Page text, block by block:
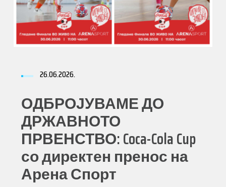
26.06.2026.
ОДБРОЈУВАМЕ ДО
ДРЖАВНОТО
ПРВЕНСТВО: Coca-Cola Cup
со директен пренос на
Арена Спорт